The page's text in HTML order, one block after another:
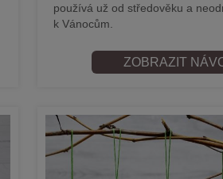
používá už od středověku a
k Vánocům.
ZOBRAZIT